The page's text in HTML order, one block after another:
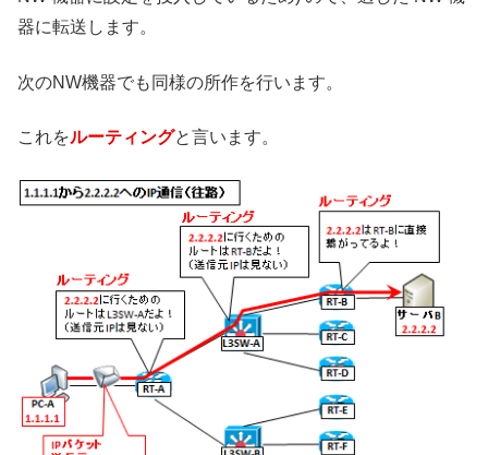
器に転送します。
次のNW機器でも同様の所作を行います。
これをルーティングと言います。